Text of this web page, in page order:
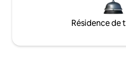
Résidence de